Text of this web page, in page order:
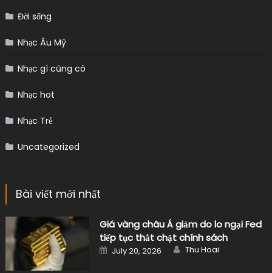
Đời sống
Nhạc Âu Mỹ
Nhạc gì cũng có
Nhạc hot
Nhạc Trẻ
Uncategorized
Bài viết mới nhất
Giá vàng châu Á giảm do lo ngại Fed
tiếp tục thắt chặt chính sách
Posted
on
July 20, 2026 Author
Thu Hoai